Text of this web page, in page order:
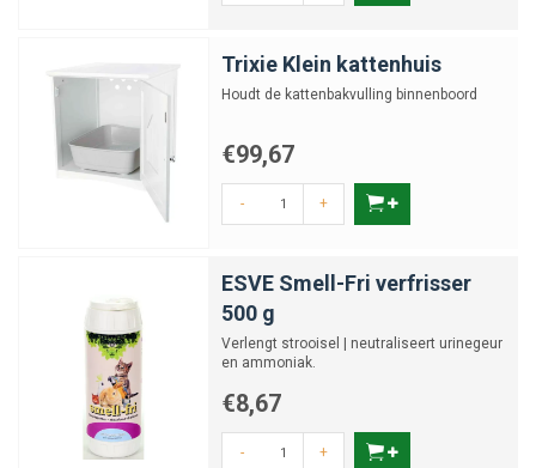
Trixie Klein kattenhuis
Houdt de kattenbakvulling binnenboord
€99,67
- +
ESVE Smell-Fri verfrisser
500 g
Verlengt strooisel | neutraliseert urinegeur
en ammoniak.
€8,67
- +